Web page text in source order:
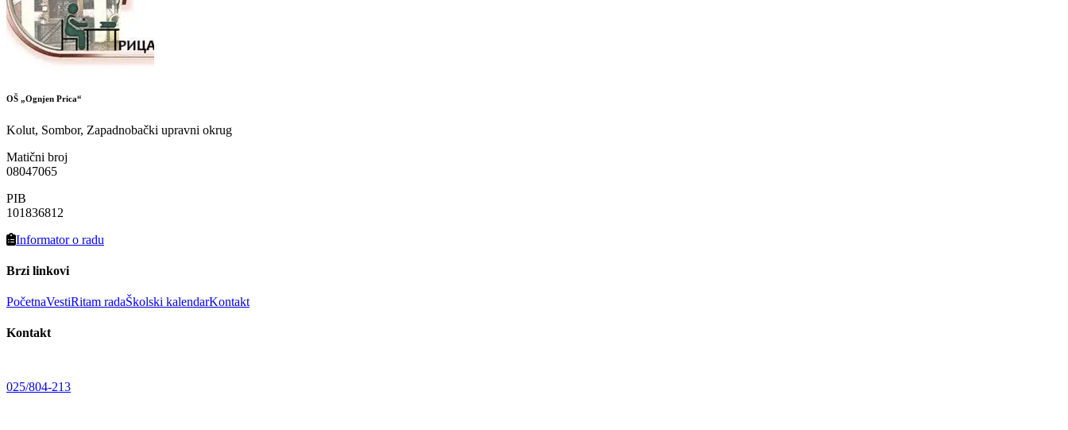
OŠ „Ognjen Prica“
Kolut, Sombor, Zapadnobački upravni okrug
Matični broj
08047065
PIB
101836812
Informator o radu
Brzi linkovi
PočetnaVestiRitam radaŠkolski kalendarKontakt
Kontakt
025/804-213